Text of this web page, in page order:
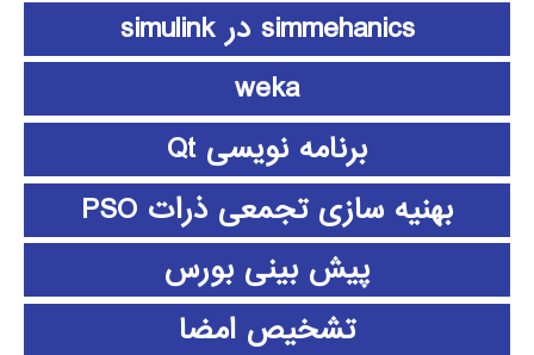
simmehanics در simulink
weka
برنامه نویسی Qt
بهنیه سازی تجمعی ذرات PSO
پیش بینی بورس
تشخیص امضا